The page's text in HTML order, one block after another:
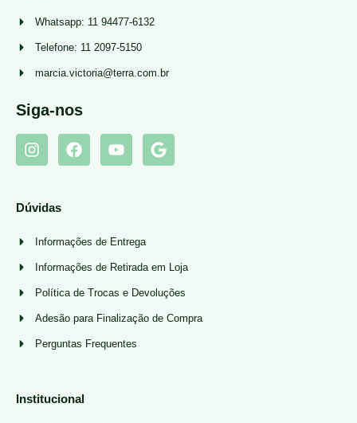
Whatsapp: 11 94477-6132
Telefone: 11 2097-5150
marcia.victoria@terra.com.br
Siga-nos
Dúvidas
Informações de Entrega
Informações de Retirada em Loja
Política de Trocas e Devoluções
Adesão para Finalização de Compra
Perguntas Frequentes
Institucional